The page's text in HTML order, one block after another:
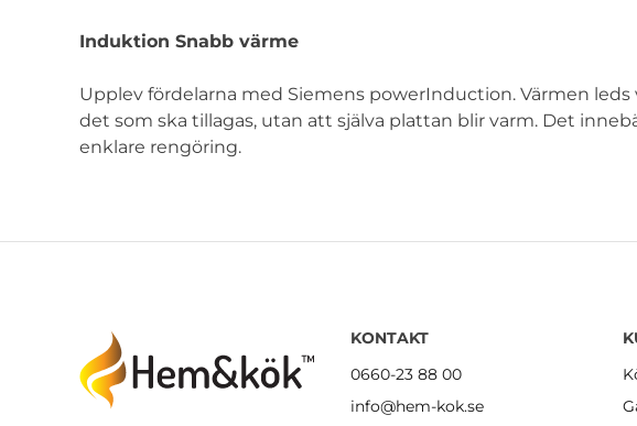
Induktion Snabb värme
Upplev fördelarna med Siemens powerInduction. Värmen
det som ska tillagas, utan att själva plattan blir varm. Det
enklare rengöring.
KONTAKT
0660-23 88 00
info@hem-kok.se